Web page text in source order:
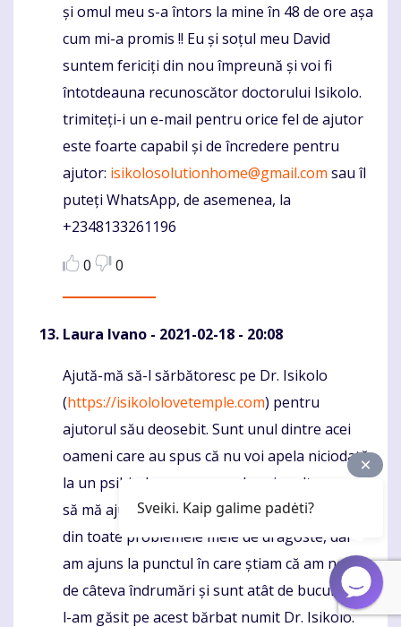
și omul meu s-a întors la mine în 48 de ore așa
cum mi-a promis !! Eu și soțul meu David
suntem fericiți din nou împreună și voi fi
întotdeauna recunoscător doctorului Isikolo.
trimiteți-i un e-mail pentru orice fel de ajutor
este foarte capabil și de încredere pentru
ajutor: isikolosolutionhome@gmail.com sau îl
puteți WhatsApp, de asemenea, la
+2348133261196
0
0
Laura Ivano - 2021-02-18 - 20:08
Komentaras
Ajută-mă să-l sărbătoresc pe Dr. Isikolo
(https://isikololovetemple.com) pentru
ajutorul său deosebit. Sunt unul dintre acei
oameni care au spus că nu voi apela niciodată
la un psihic, la un mag sau la orice altceva care
să mă ajute cu problemele mele - cel mai puțin
din toate problemele mele de dragoste, dar
am ajuns la punctul în care știam că am nevoie
de câteva îndrumări și sunt atât de bucuros că
l-am găsit pe acest bărbat numit Dr. Isikolo.
Sveiki. Kaip galime padėti?